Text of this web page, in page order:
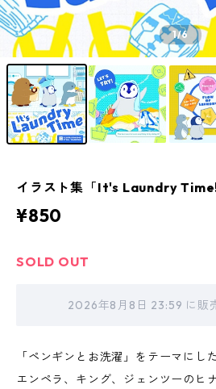
1/6
イラスト集「It's Laundry Time!
¥850
SOLD OUT
2026年8月8日 23:59 に販
「ペンギンとお洗濯」をテーマにし
エンペラ、キング、ジェンツーのヒ